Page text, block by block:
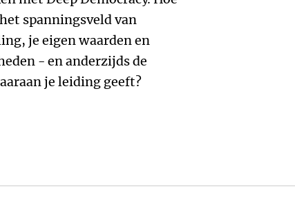
spanningsveld van
je eigen waarden en
- en anderzijds de
je leiding geeft?